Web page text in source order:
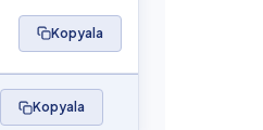
Kopyala
Kopyala